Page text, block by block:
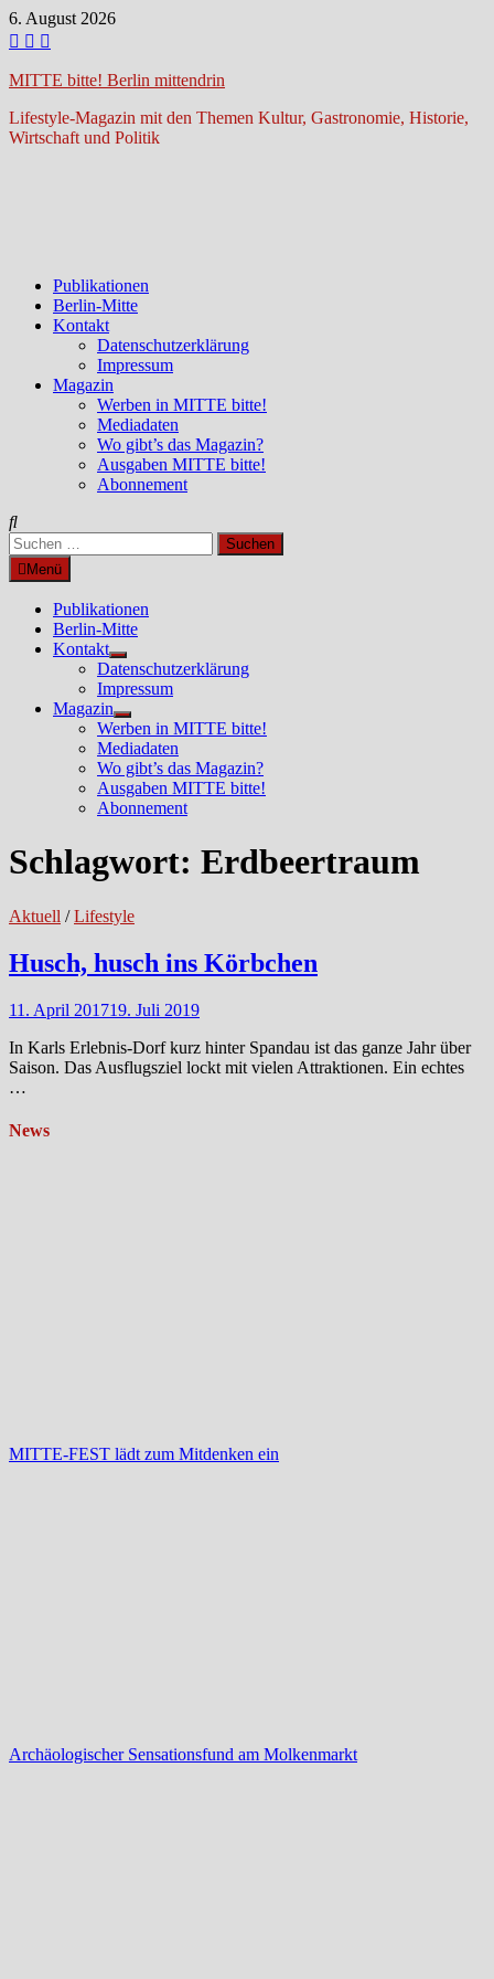
Zum
Inhalt
6. August 2026
MITTE bitte! Berlin mittendrin
Lifestyle-Magazin mit den Themen Kultur, Gastronomie, Historie,
Wirtschaft und Politik
Publikationen
Berlin-Mitte
Kontakt
Datenschutzerklärung
Impressum
Magazin
Werben in MITTE bitte!
Mediadaten
Wo gibt’s das Magazin?
Ausgaben MITTE bitte!
Abonnement
Suchen
nach:Menü
Publikationen
Berlin-Mitte
Kontakt
Untermenü
anzeigen
Datenschutzerklärung
Impressum
Magazin
Untermenü
anzeigen
Werben in MITTE bitte!
Mediadaten
Wo gibt’s das Magazin?
Ausgaben MITTE bitte!
Abonnement
Schlagwort: Erdbeertraum
Aktuell /Lifestyle
Husch, husch ins Körbchen
11. April 201719. Juli 2019
In Karls Erlebnis-Dorf kurz hinter Spandau ist das ganze Jahr über
Saison. Das Ausflugsziel lockt mit vielen Attraktionen. Ein echtes
…
News
MITTE-FEST lädt zum Mitdenken ein
Archäologischer Sensationsfund am Molkenmarkt